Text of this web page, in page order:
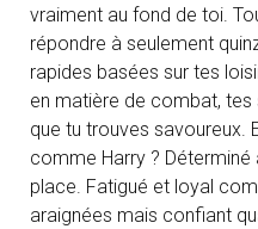
vraiment au fond de toi.
répondre à seulement
rapides basées sur tes
en matière de combat,
que tu trouves savoureux.
comme Harry ?
place. Fatigué et loyal
araignées mais confiant